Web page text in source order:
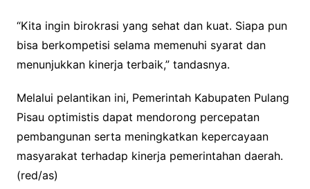
“Kita ingin birokrasi yang sehat dan kuat. Siapa pun
bisa berkompetisi selama memenuhi syarat dan
menunjukkan kinerja terbaik,” tandasnya.
Melalui pelantikan ini, Pemerintah Kabupaten Pulang
Pisau optimistis dapat mendorong percepatan
pembangunan serta meningkatkan kepercayaan
masyarakat terhadap kinerja pemerintahan daerah.
(red/as)